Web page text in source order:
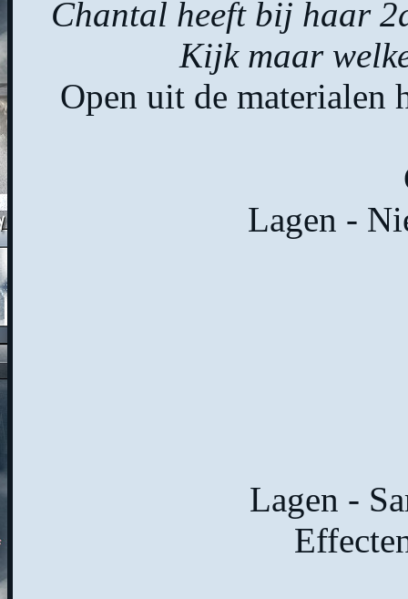
Chantal heeft bij haar
Kijk maar
Open uit de materialen
Lagen -
Lagen -